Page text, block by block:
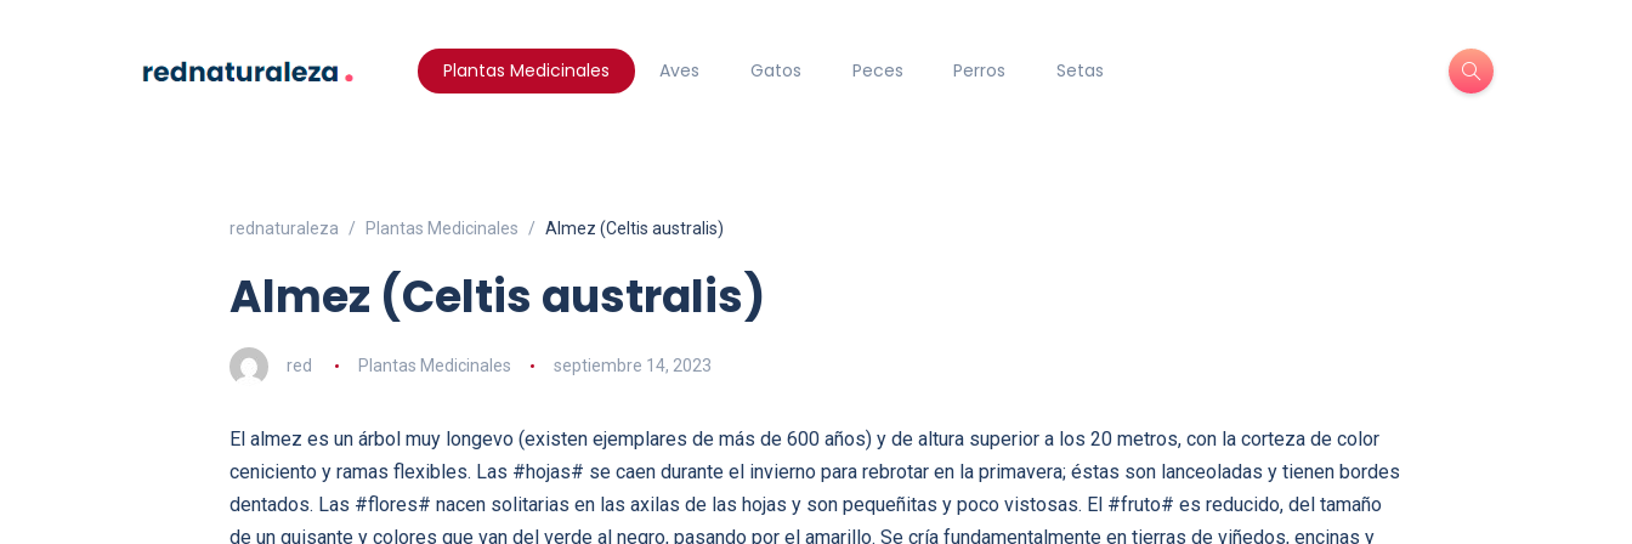
Plantas Medicinales Aves Gatos Peces Perros Setas
rednaturaleza Plantas Medicinales Almez (Celtis australis)
Almez (Celtis australis)
red Plantas Medicinales septiembre 14, 2023
El almez es un árbol muy longevo (existen ejemplares de más de 600 años) y de altura superior a los 20 metros, con la corteza de color
ceniciento y ramas flexibles. Las #hojas# se caen durante el invierno para rebrotar en la primavera; éstas son lanceoladas y tienen bordes
dentados. Las #flores# nacen solitarias en las axilas de las hojas y son pequeñitas y poco vistosas. El #fruto# es reducido, del tamaño
de un guisante y colores que van del verde al negro, pasando por el amarillo. Se cría fundamentalmente en tierras de viñedos, encinas y